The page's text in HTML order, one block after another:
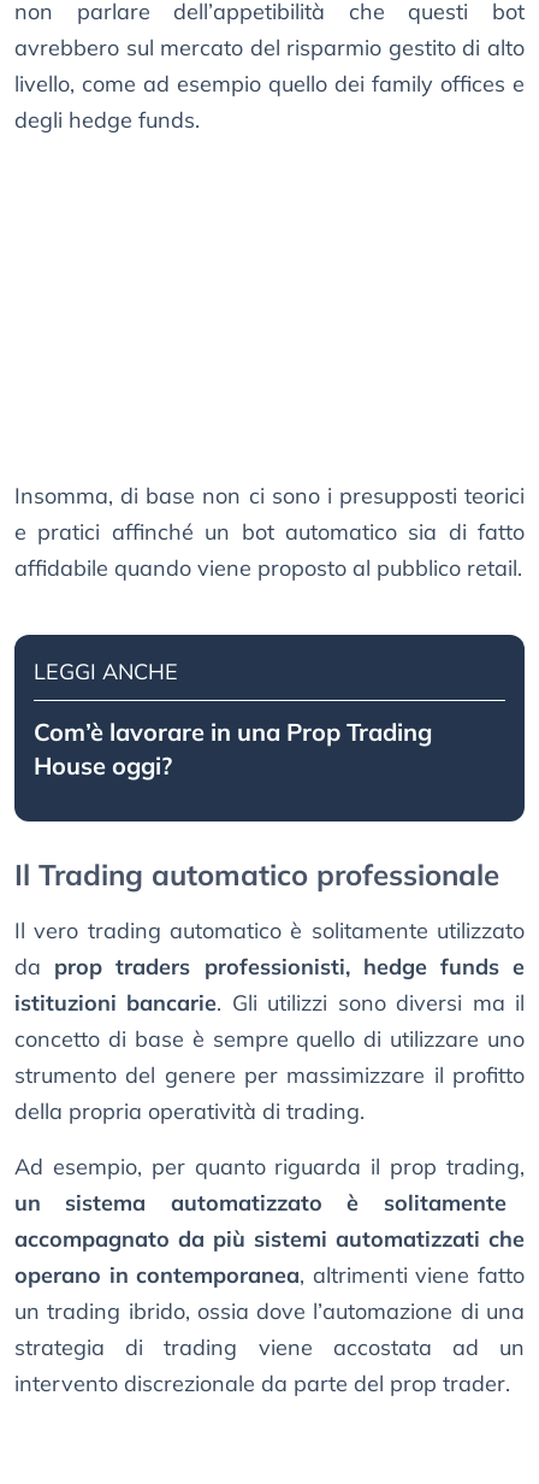
non parlare dell’appetibilità che questi bot
avrebbero sul mercato del risparmio gestito di alto
livello, come ad esempio quello dei family offices e
degli hedge funds.
Insomma, di base non ci sono i presupposti teorici
e pratici affinché un bot automatico sia di fatto
affidabile quando viene proposto al pubblico retail.
LEGGI ANCHE
Com’è lavorare in una Prop Trading
House oggi?
Il Trading automatico professionale
Il vero trading automatico è solitamente utilizzato
da prop traders professionisti, hedge funds e
istituzioni bancarie. Gli utilizzi sono diversi ma il
concetto di base è sempre quello di utilizzare uno
strumento del genere per massimizzare il profitto
della propria operatività di trading.
Ad esempio, per quanto riguarda il prop trading,
un sistema automatizzato è solitamente
accompagnato da più sistemi automatizzati che
operano in contemporanea, altrimenti viene fatto
un trading ibrido, ossia dove l’automazione di una
strategia di trading viene accostata ad un
intervento discrezionale da parte del prop trader.